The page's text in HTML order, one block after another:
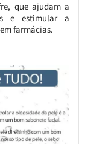
que ajudam a
e estimular a
farmácias.